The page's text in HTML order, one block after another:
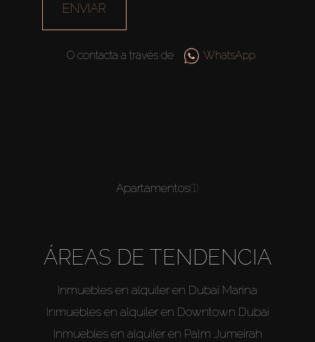
ENVIAR
O contacta a través de WhatsApp
Apartamentos(1)
ÁREAS DE TENDENCIA
Inmuebles en alquiler en Dubai Marina
Inmuebles en alquiler en Downtown Dubai
Inmuebles en alquiler en Palm Jumeirah